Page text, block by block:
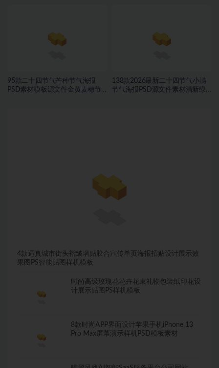
95款二十四节气芒种节气海报
PSD素材模板源文件金黄麦穗节
138款2026最新二十四节气小满
节气海报PSD源文件素材清新绿
4款逼真城市街头褶皱墙贴胶合宣传单页海报招贴设计展示效
果图PS智能贴图样机模板
时尚高级玫瑰花花卉花束礼物包装纸印花设
计展示贴图PS样机模板
8款时尚APP界面设计苹果手机iPhone 13
Pro Max屏幕演示样机PSD模板素材